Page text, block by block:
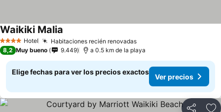
4 EstrellasHotel Habitaciones recién renovadas
Waikiki Malia
8,2 Muy bueno 9.449 a 0.5 km de la playa
Elige fechas para ver los precios exactos
Ver precios